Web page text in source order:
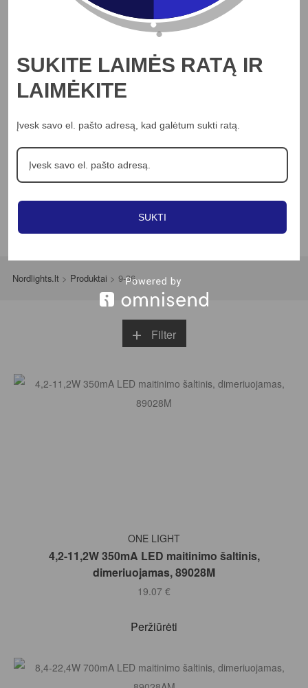
Apie mus
Profesionalams
Kontaktai
Šviestuvai
Ventiliatoriai
Nordlights.lt > Produktai > 9-36
Filter
Į KREPŠELĮ
ONE LIGHT
4,2-11,2W 350mA LED maitinimo šaltinis,
dimeriuojamas, 89028M
19.07 €
Peržiūrėti
SUKITE LAIMĖS RATĄ IR
LAIMĖKITE
Įvesk savo el. pašto adresą, kad galėtum sukti ratą.
SUKTI